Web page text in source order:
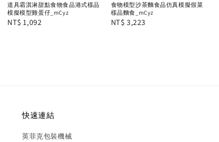
道具霜淇淋甜點食物食品港式樣品
模擬模型雞蛋仔_mCyz
Regular
NT$ 1,092
食物模型沙茶麵食品仿真模擬假菜
樣品麵食_mCyz
Regular
NT$ 3,223
快速連結
英菲克包裝機械